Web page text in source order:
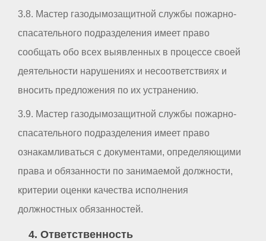
3.8. Мастер газодымозащитной службы пожарно-
спасательного подразделения имеет право
сообщать обо всех выявленных в процессе своей
деятельности нарушениях и несоответствиях и
вносить предложения по их устранению.
3.9. Мастер газодымозащитной службы пожарно-
спасательного подразделения имеет право
ознакамливаться с документами, определяющими
права и обязанности по занимаемой должности,
критерии оценки качества исполнения
должностных обязанностей.
4. Ответственность